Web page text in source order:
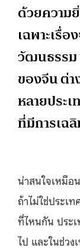
ด้วยความ
เฉพาะเรื่
วัฒนธรรม
ของจีน ต่
หลายประ
ที่มีการเฉ
น่าสนใจเหมือ
ถ้าไม่ใช่ประเ
ที่ไหนกัน ประ
ไป และในช่ว